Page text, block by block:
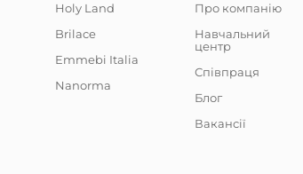
Holy Land
Brilace
Emmebi Italia
Nanorma
Про компанію
Навчальний
центр
Співпраця
Блог
Вакансії